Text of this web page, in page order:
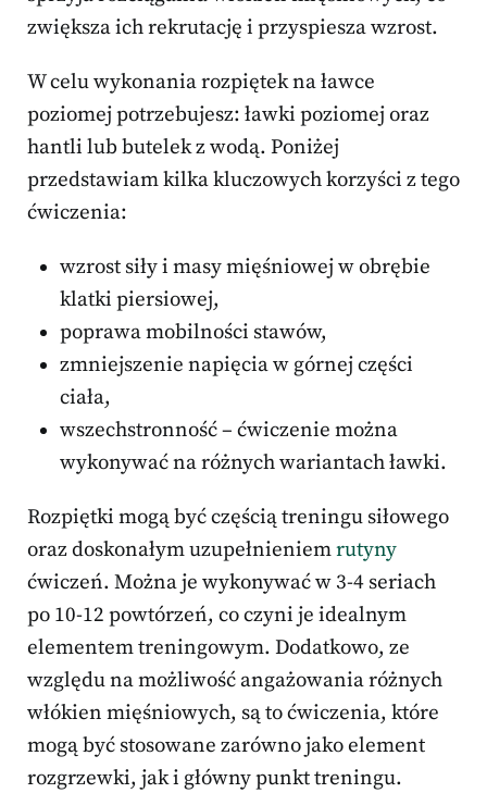
zwiększa ich rekrutację i przyspiesza wzrost.
W celu wykonania rozpiętek na ławce
poziomej potrzebujesz: ławki poziomej oraz
hantli lub butelek z wodą. Poniżej
przedstawiam kilka kluczowych korzyści z tego
ćwiczenia:
wzrost siły i masy mięśniowej w obrębie
klatki piersiowej,
poprawa mobilności stawów,
zmniejszenie napięcia w górnej części
ciała,
wszechstronność – ćwiczenie można
wykonywać na różnych wariantach ławki.
Rozpiętki mogą być częścią treningu siłowego
oraz doskonałym uzupełnieniemrutyny
ćwiczeń. Można je wykonywać w 3-4 seriach
po 10-12 powtórzeń, co czyni je idealnym
elementem treningowym. Dodatkowo, ze
względu na możliwość angażowania różnych
włókien mięśniowych, są to ćwiczenia, które
mogą być stosowane zarówno jako element
rozgrzewki, jak i główny punkt treningu.